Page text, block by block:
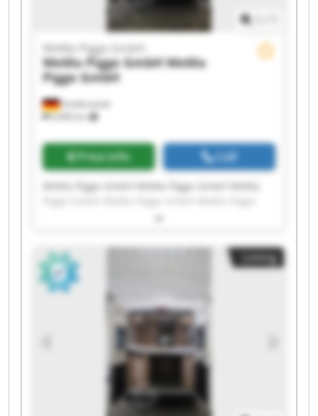
Goldenstedt
6,906 km
WeMa Pigge GmbH
WeMa Pigge GmbHWeMa
Pigge GmbH
Price info Call
WeMa Pigge GmbH WeMa Pigge GmbH WeMa
GmbH WeMa Pigge GmbH WeMa Pigge GmbH
Pigge GmbH WeMa Pigge GmbH WeMa Pigge
GmbH WeMa Pigge GmbH WeMa Pigge GmbH
WeMa Pigge GmbH WeMa Pigge GmbH WeMa
Pigge GmbH WeMa Pigge GmbH WeMa Pigge
GmbH WeMa Pigge GmbH
Listing